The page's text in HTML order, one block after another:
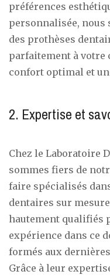
préférences
personnalisée, nous
des prothèses
parfaitement à votre
confort optimal et
2. Expertise et
Chez le Laboratoire
sommes fiers de
faire spécialisés
dentaires sur
hautement qualifiés
expérience dans ce
formés aux
Grâce à leur